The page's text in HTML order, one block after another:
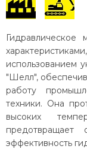
Гидравлическое
использованием
"Шелл",
работу
техники. Она
высоких
предотвращает
эффективность